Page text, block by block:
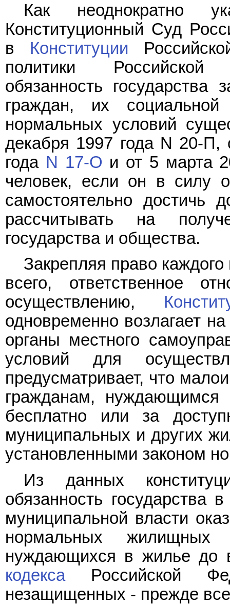
Как неоднократно
Конституционный Суд
в Конституции
политики Российской
обязанность государства
граждан, их
нормальных условий
декабря 1997 года N 20-
года N 17-О и от 5 марта
человек, если он в силу
самостоятельно достичь
рассчитывать на
государства и общества.
Закрепляя право
всего, ответственное
осуществлению,
одновременно возлагает
органы местного
условий для
предусматривает, что
гражданам, нуждающимся
бесплатно или за
муниципальных и других
установленными законом
Из данных
обязанность государства
муниципальной власти
нормальных
нуждающихся в жилье до
кодексаРоссийской
незащищенных - прежде